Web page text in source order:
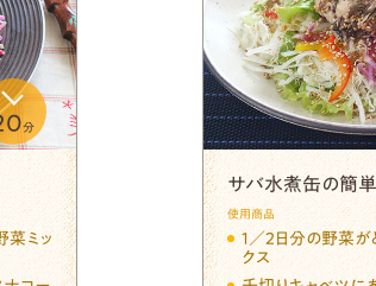
分
菜ミッ
サバ水煮缶の簡
使用商品
１／２日分の野菜
クス